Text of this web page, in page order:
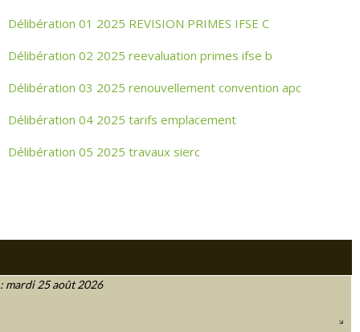
Délibération 01 2025 REVISION PRIMES IFSE C
Délibération 02 2025 reevaluation primes ifse b
Délibération 03 2025 renouvellement convention apc
Délibération 04 2025 tarifs emplacement
Délibération 05 2025 travaux sierc
mardi 25 août 2026